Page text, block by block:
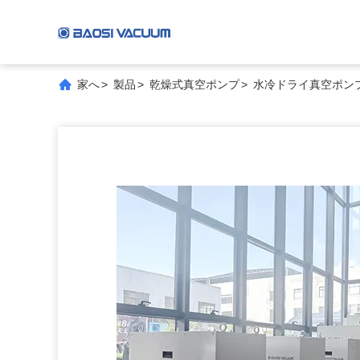
家へ> 製品> 乾燥式真空ポンプ> 水冷ドライ真空ポン